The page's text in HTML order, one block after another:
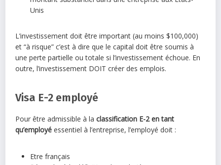
Unis
L’investissement doit être important (au moins $100,000)
et “à risque” c’est à dire que le capital doit être soumis à
une perte partielle ou totale si l’investissement échoue. En
outre, l’investissement DOIT créer des emplois.
Visa E-2 employé
Pour être admissible à laclassification E-2 en tant
qu’employé essentiel à l’entreprise, l’employé doit :
Etre français